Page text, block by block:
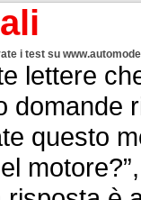
i test su
lettere
domande
questo